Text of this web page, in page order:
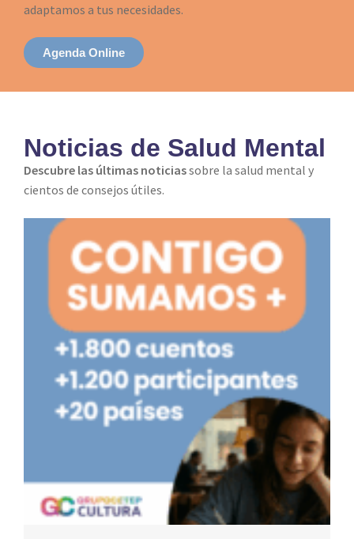
adaptamos a tus necesidades.
Agenda Online
Noticias de Salud Mental
Descubre las últimas noticiassobre la salud mental y
cientos de consejos útiles.